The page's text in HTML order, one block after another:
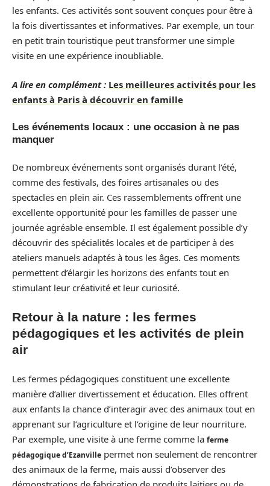
les enfants. Ces activités sont souvent conçues pour être à
la fois divertissantes et informatives. Par exemple, un tour
en petit train touristique peut transformer une simple
visite en une expérience inoubliable.
A lire en complément : Les meilleures activités pour les
enfants à Paris à découvrir en famille
Les événements locaux : une occasion à ne pas
manquer
De nombreux événements sont organisés durant l’été,
comme des festivals, des foires artisanales ou des
spectacles en plein air. Ces rassemblements offrent une
excellente opportunité pour les familles de passer une
journée agréable ensemble. Il est également possible d’y
découvrir des spécialités locales et de participer à des
ateliers manuels adaptés à tous les âges. Ces moments
permettent d’élargir les horizons des enfants tout en
stimulant leur créativité et leur curiosité.
Retour à la nature : les fermes
pédagogiques et les activités de plein
air
Les fermes pédagogiques constituent une excellente
manière d’allier divertissement et éducation. Elles offrent
aux enfants la chance d’interagir avec des animaux tout en
apprenant sur l’agriculture et l’origine de leur nourriture.
Par exemple, une visite à une ferme comme la ferme
pédagogique d’Ezanville permet non seulement de rencontrer
des animaux de la ferme, mais aussi d’observer des